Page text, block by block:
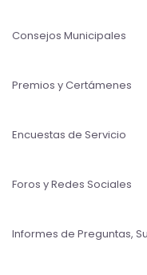
Consejos Municipales
Premios y Certámenes
Encuestas de Servicio
Foros y Redes Sociales
Informes de Preguntas,